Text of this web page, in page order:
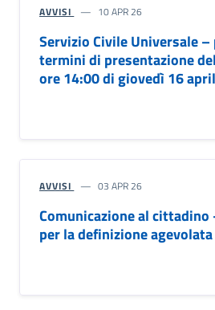
AVVISI 10 APR 26
Servizio Civile Universale
termini di presentazione
ore 14:00 di giovedì 16
AVVISI 03 APR 26
Comunicazione al
per la definizione